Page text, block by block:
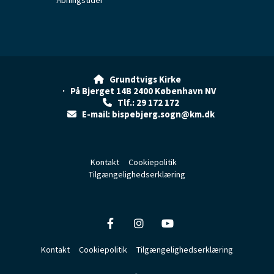
Grundtvigs Kirke
· På Bjerget 14B 2400 København NV
Tlf.: 29 172 172
E-mail: bispebjerg.sogn@km.dk
Kontakt
Cookiepolitik
Tilgængelighedserklæring
Kontakt Cookiepolitik Tilgængelighedserklæring